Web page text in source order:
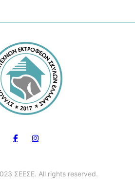
ΣΕΕΣΕ. All rights reserved.